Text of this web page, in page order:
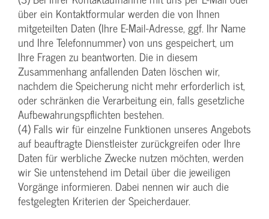
über ein Kontaktformular werden die von Ihnen
mitgeteilten Daten (Ihre E-Mail-Adresse, ggf. Ihr Name
und Ihre Telefonnummer) von uns gespeichert, um
Ihre Fragen zu beantworten. Die in diesem
Zusammenhang anfallenden Daten löschen wir,
nachdem die Speicherung nicht mehr erforderlich ist,
oder schränken die Verarbeitung ein, falls gesetzliche
Aufbewahrungspflichten bestehen.
(4) Falls wir für einzelne Funktionen unseres Angebots
auf beauftragte Dienstleister zurückgreifen oder Ihre
Daten für werbliche Zwecke nutzen möchten, werden
wir Sie untenstehend im Detail über die jeweiligen
Vorgänge informieren. Dabei nennen wir auch die
festgelegten Kriterien der Speicherdauer.